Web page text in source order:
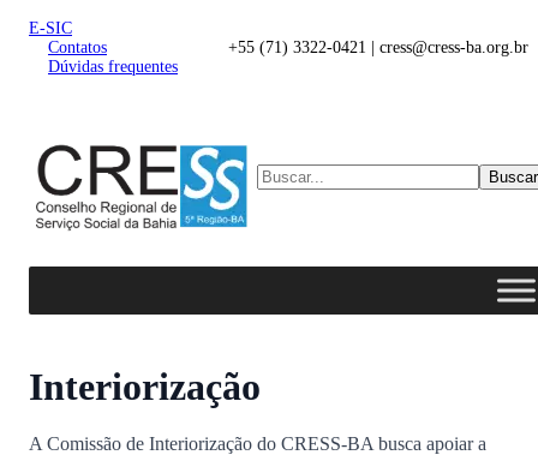
E-SIC
Contatos
Dúvidas frequentes
+55 (71) 3322-0421 | cress@cress-ba.org.br
Buscar
Interiorização
A Comissão de Interiorização do CRESS-BA busca apoiar a